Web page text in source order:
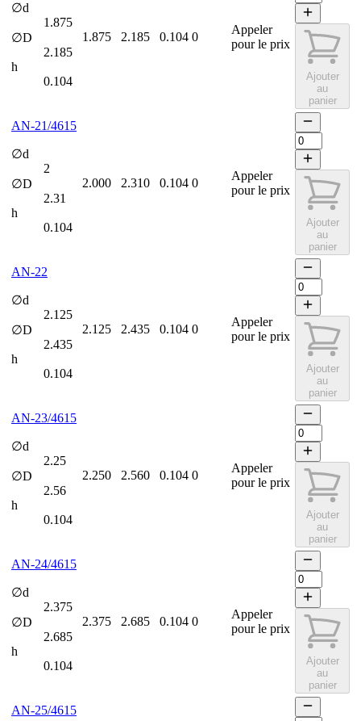
∅d
1.875
∅D
2.185
h
0.104
1.875 2.185 0.104 0
Appeler
pour le prix
Ajouter
au
panier
AN-21/4615
∅d
2
∅D
2.31
h
0.104
2.000 2.310 0.104 0
Appeler
pour le prix
Ajouter
au
panier
AN-22
∅d
2.125
∅D
2.435
h
0.104
2.125 2.435 0.104 0
Appeler
pour le prix
Ajouter
au
panier
AN-23/4615
∅d
2.25
∅D
2.56
h
0.104
2.250 2.560 0.104 0
Appeler
pour le prix
Ajouter
au
panier
AN-24/4615
∅d
2.375
∅D
2.685
h
0.104
2.375 2.685 0.104 0
Appeler
pour le prix
Ajouter
au
panier
AN-25/4615